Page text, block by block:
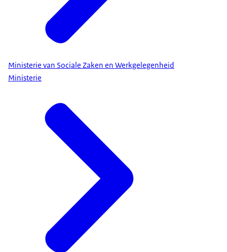
Ministerie van Sociale Zaken en Werkgelegenheid
Ministerie